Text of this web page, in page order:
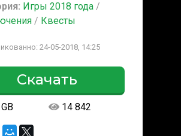
Игры 2018 года /
/ Квесты
24-05-2018, 14:25
Скачать
14 842